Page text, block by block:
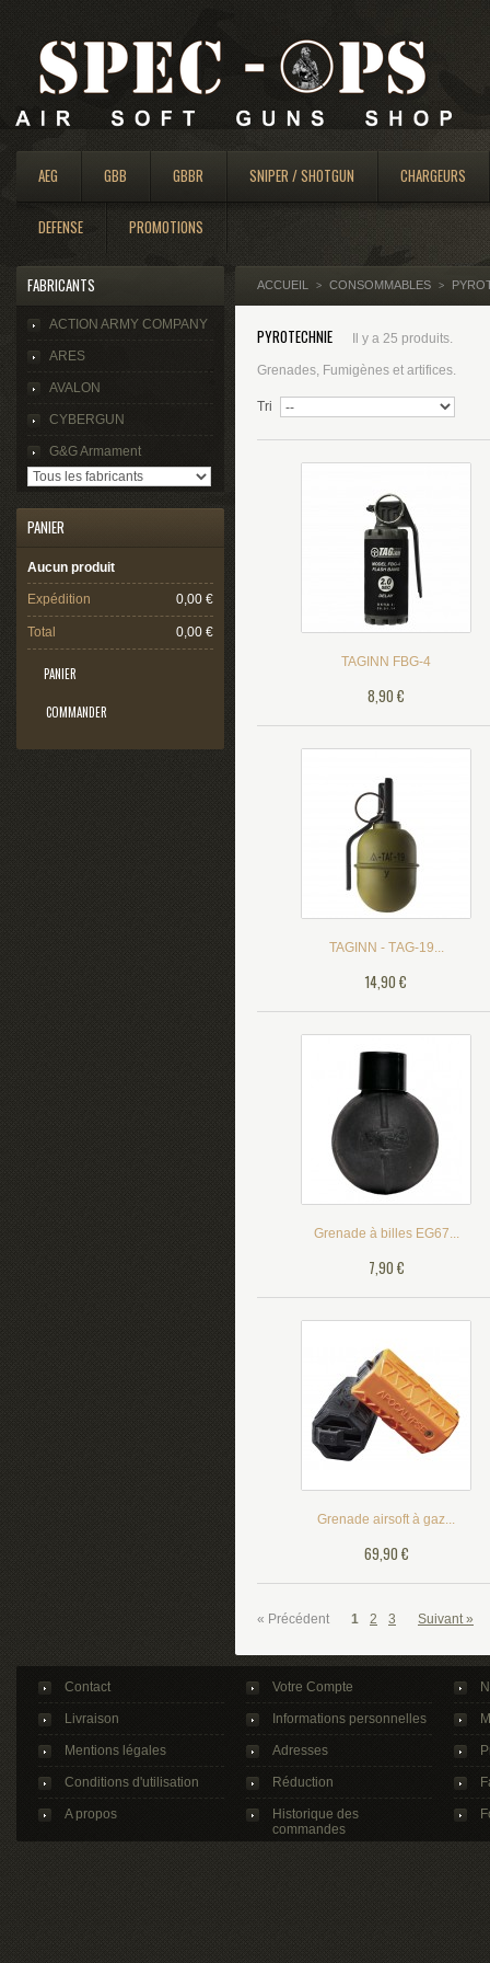
AEG GBB GBBR SNIPER / SHOTGUN CHARGEURS
DEFENSE PROMOTIONS
FABRICANTS
ACTION ARMY COMPANY
ARES
AVALON
CYBERGUN
G&G Armament
PANIER
Aucun produit
Expédition 0,00 €
Total 0,00 €
PANIER
COMMANDER
ACCUEIL > CONSOMMABLES >
PYROTECHNIE Il y a 25 produits.
Grenades, Fumigènes et artifices.
Tri
TAGINN FBG-4
8,90 €
TAGINN - ТАG-19...
14,90 €
Grenade à billes EG67...
7,90 €
Grenade airsoft à gaz...
69,90 €
« Précédent 1 2 3 Suivant »
Contact
Livraison
Mentions légales
Conditions d'utilisation
A propos
Votre Compte
Informations personnelles
Adresses
Réduction
Historique des
commandes